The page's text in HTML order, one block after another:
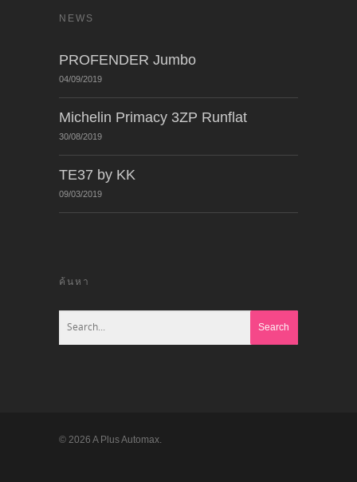
NEWS
PROFENDER Jumbo
04/09/2019
Michelin Primacy 3ZP Runflat
30/08/2019
TE37 by KK
09/03/2019
ค้นหา
© 2026 A Plus Automax.